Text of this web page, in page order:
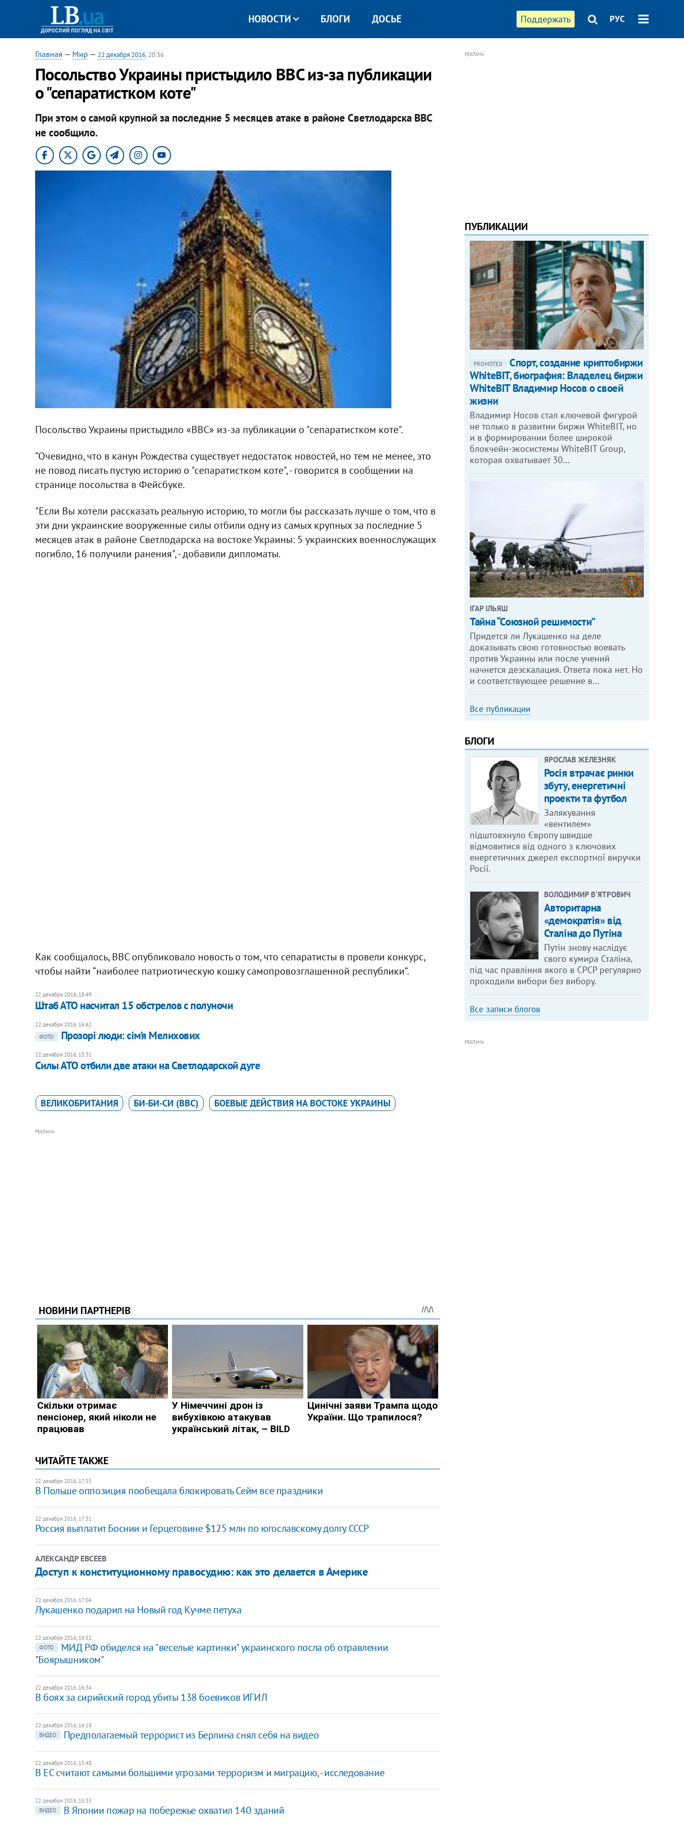
Поддержать РУС
НОВОСТИ БЛОГИ ДОСЬЕ
Главная — Мир — 22 декабря 2016, 20:36
Посольство Украины пристыдило ВВС из-за публикации
о "сепаратистком коте"
При этом о самой крупной за последние 5 месяцев атаке в районе Светлодарска ВВС
не сообщило.
Посольство Украины пристыдило «ВВС» из-за публикации о "сепаратистком коте".
“Очевидно, что в канун Рождества существует недостаток новостей, но тем не менее, это
не повод писать пустую историю о "сепаратистком коте", - говорится в сообщении на
странице посольства в Фейсбуке.
"Если Вы хотели рассказать реальную историю, то могли бы рассказать лучше о том, что в
эти дни украинские вооруженные силы отбили одну из самых крупных за последние 5
месяцев атак в районе Светлодарска на востоке Украины: 5 украинских военнослужащих
погибло, 16 получили ранения", - добавили дипломаты.
Как сообщалось, ВВС опубликовало новость о том, что сепаратисты в провели конкурс,
чтобы найти “наиболее патриотическую кошку самопровозглашенной республики”.
22 декабря 2016, 18:49
Штаб АТО насчитал 15 обстрелов с полуночи
22 декабря 2016, 16:42
ФОТО
​Прозорі люди: сім’я Мелихових
22 декабря 2016, 15:31
Силы АТО отбили две атаки на Светлодарской дуге
ВЕЛИКОБРИТАНИЯ БИ-БИ-СИ (BBC) БОЕВЫЕ ДЕЙСТВИЯ НА ВОСТОКЕ УКРАИНЫ
РЕКЛАМА
ЧИТАЙТЕ ТАКЖЕ
22 декабря 2016, 17:55
В Польше оппозиция пообещала блокировать Сейм все праздники
22 декабря 2016, 17:31
Россия выплатит Боснии и Герцеговине $125 млн по югославскому долгу СССР
АЛЕКСАНДР ЕВСЕЕВ
Доступ к конституционному правосудию: как это делается в Америке
22 декабря 2016, 17:04
Лукашенко подарил на Новый год Кучме петуха
22 декабря 2016, 16:52
ФОТО
МИД РФ обиделся на "веселые картинки" украинского посла об отравлении
"Боярышником"
22 декабря 2016, 16:34
В боях за сирийский город убиты 138 боевиков ИГИЛ
22 декабря 2016, 16:18
ВИДЕО
Предполагаемый террорист из Берлина снял себя на видео
22 декабря 2016, 15:48
В ЕС считают самыми большими угрозами терроризм и миграцию, - исследование
22 декабря 2016, 15:33
ВИДЕО
В Японии пожар на побережье охватил 140 зданий
РЕКЛАМА
ПУБЛИКАЦИИ
PROMOTED
Спорт, создание криптобиржи
WhiteBIT, биография: Владелец биржи
WhiteBIT Владимир Носов о своей
жизни
Владимир Носов стал ключевой фигурой
не только в развитии биржи WhiteBIT, но
и в формировании более широкой
блокчейн-экосистемы WhiteBIT Group,
которая охватывает 30…
ІГАР ІЛЬЯШ
Тайна “Союзной решимости”
Придется ли Лукашенко на деле
доказывать свою готовностью воевать
против Украины или после учений
начнется деэскалация. Ответа пока нет. Но
и соответствующее решение в…
Все публикации
БЛОГИ
ЯРОСЛАВ ЖЕЛЕЗНЯК
Росія втрачає ринки
збуту, енергетичні
проекти та футбол
Залякування
«вентилем»
підштовхнуло Європу швидше
відмовитися від одного з ключових
енергетичних джерел експортної виручки
Росії.
ВОЛОДИМИР В'ЯТРОВИЧ
Авторитарна
«демократія» від
Сталіна до Путіна
Путін знову наслідує
свого кумира Сталіна,
під час правління якого в СРСР регулярно
проходили вибори без вибору.
Все записи блогов
РЕКЛАМА